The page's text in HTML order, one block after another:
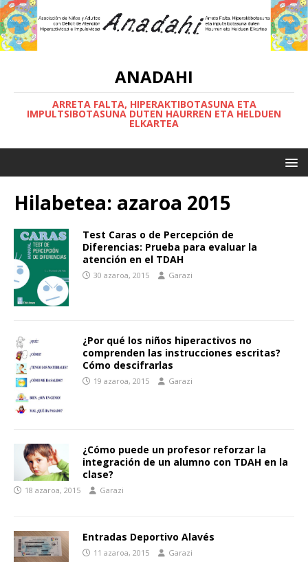
ANADAHI
ARRETA FALTA, HIPERAKTIBOTASUNA ETA
IMPULTSIBOTASUNA DUTEN HAURREN ETA HELDUEN
ELKARTEA
Hilabetea: azaroa 2015
Test Caras o de Percepción de
Diferencias: Prueba para evaluar la
atención en el TDAH
30 azaroa, 2015 Garazi
¿Por qué los niños hiperactivos no
comprenden las instrucciones escritas?
Cómo descifrarlas
19 azaroa, 2015 Garazi
¿Cómo puede un profesor reforzar la
integración de un alumno con TDAH en la
clase?
18 azaroa, 2015 Garazi
Entradas Deportivo Alavés
11 azaroa, 2015 Garazi